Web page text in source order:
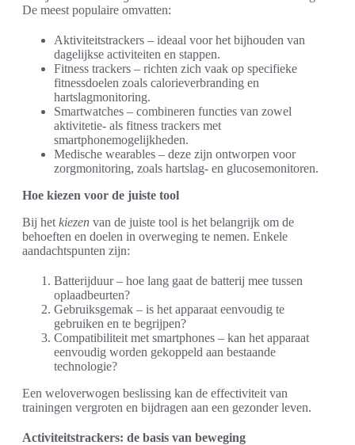
De meest populaire omvatten:
Aktiviteitstrackers – ideaal voor het bijhouden van
dagelijkse activiteiten en stappen.
Fitness trackers – richten zich vaak op specifieke
fitnessdoelen zoals calorieverbranding en
hartslagmonitoring.
Smartwatches – combineren functies van zowel
aktivitetie- als fitness trackers met
smartphonemogelijkheden.
Medische wearables – deze zijn ontworpen voor
zorgmonitoring, zoals hartslag- en glucosemonitoren.
Hoe kiezen voor de juiste tool
Bij het kiezen van de juiste tool is het belangrijk om de
behoeften en doelen in overweging te nemen. Enkele
aandachtspunten zijn:
Batterijduur – hoe lang gaat de batterij mee tussen
oplaadbeurten?
Gebruiksgemak – is het apparaat eenvoudig te
gebruiken en te begrijpen?
Compatibiliteit met smartphones – kan het apparaat
eenvoudig worden gekoppeld aan bestaande
technologie?
Een weloverwogen beslissing kan de effectiviteit van
trainingen vergroten en bijdragen aan een gezonder leven.
Activiteitstrackers: de basis van beweging